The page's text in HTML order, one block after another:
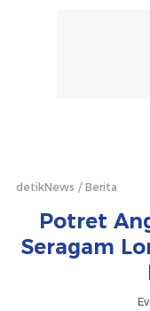
detikNews Berita
Potret
Seragam